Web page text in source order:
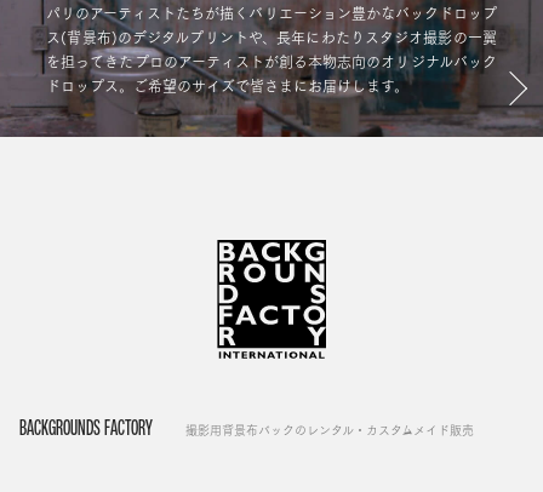
パリのアーティストたちが描くバリエーション豊かなバックドロップ
ス(背景布)のデジタルプリントや、長年にわたりスタジオ撮影の一翼
を担ってきたプロのアーティストが創る本物志向のオリジナルバック
ドロップス。ご希望のサイズで皆さまにお届けします。
BACKGROUNDS FACTORY 撮影用背景布バックのレンタル・カスタムメイド販売